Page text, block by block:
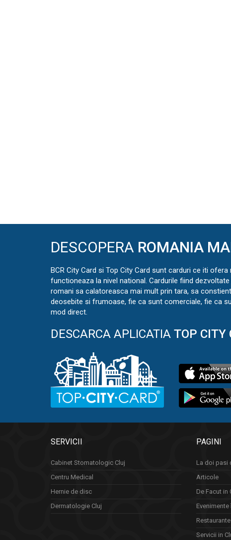
DESCOPERA ROMANIA
BCR City Card si Top City Card sunt carduri ce iti
functioneaza la nivel national. Cardurile fiind
romani sa calatoreasca mai mult prin tara, sa
deosebite si frumoase, fie ca sunt comerciale, fie ca
mod direct.
DESCARCA APLICATIA TOP CITY
SERVICII
Cabinet Stomatologic Cluj
Centru Medical
Hernie de disc
Dermatologie Cluj
PAGINI
La doi pasi
Articole
De Facut in
Evenimente
Servicii in